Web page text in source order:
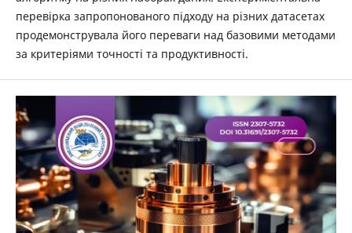
перевірка запропонованого підходу на різних датасетах
продемонструвала його переваги над базовими методами
за критеріями точності та продуктивності.